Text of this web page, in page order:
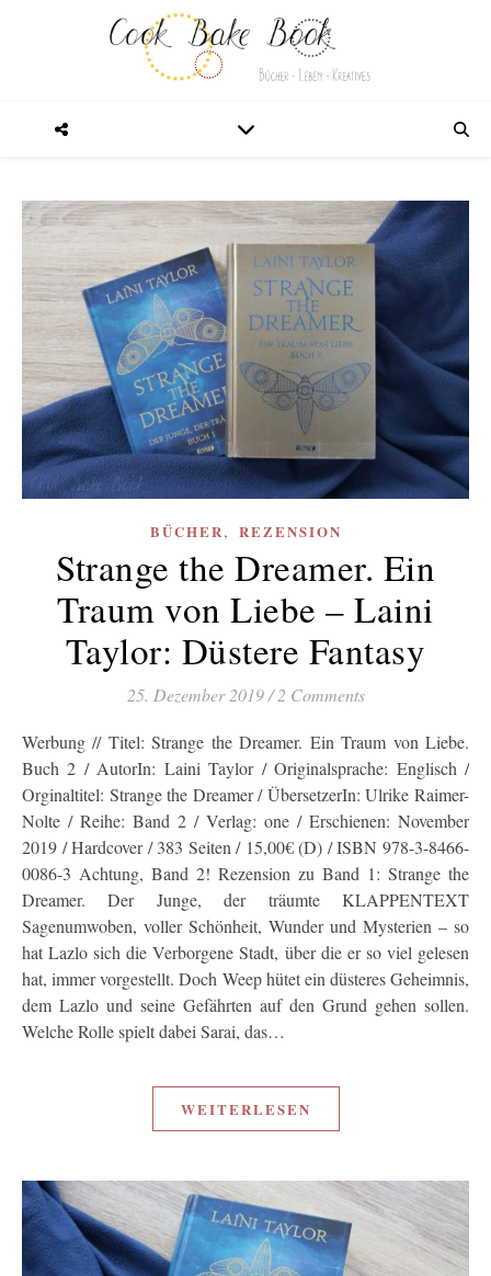
BÜCHER, REZENSION
Strange the Dreamer. Ein
Traum von Liebe – Laini
Taylor: Düstere Fantasy
25. Dezember 2019/ 2 Comments
Werbung // Titel: Strange the Dreamer. Ein Traum von Liebe.
Buch 2 / AutorIn: Laini Taylor / Originalsprache: Englisch /
Orginaltitel: Strange the Dreamer / ÜbersetzerIn: Ulrike Raimer-
Nolte / Reihe: Band 2 / Verlag: one / Erschienen: November
2019 / Hardcover / 383 Seiten / 15,00€ (D) / ISBN 978-3-8466-
0086-3 Achtung, Band 2! Rezension zu Band 1: Strange the
Dreamer. Der Junge, der träumte KLAPPENTEXT
Sagenumwoben, voller Schönheit, Wunder und Mysterien – so
hat Lazlo sich die Verborgene Stadt, über die er so viel gelesen
hat, immer vorgestellt. Doch Weep hütet ein düsteres Geheimnis,
dem Lazlo und seine Gefährten auf den Grund gehen sollen.
Welche Rolle spielt dabei Sarai, das…
WEITERLESEN